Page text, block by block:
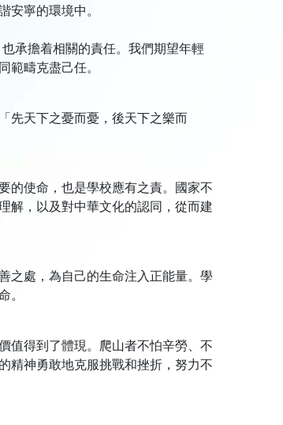
寧的環境中。
承擔着相關的責任。我們期望年輕
疇克盡己任。
先天下之憂而憂，後天下之樂而
的使命，也是學校應有之責。國家不
解，以及對中華文化的認同，從而建
之處，為自己的生命注入正能量。學
。
值得到了體現。爬山者不怕辛勞、不
精神勇敢地克服挑戰和挫折，努力不